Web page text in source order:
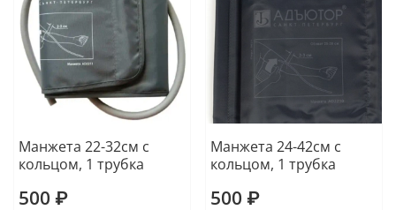
Манжета 22-32см с
кольцом, 1 трубка
500 ₽
Манжета 24-42см с
кольцом, 1 трубка
500 ₽